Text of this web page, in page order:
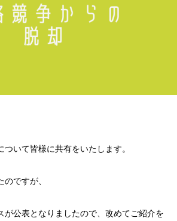
いて皆様に共有をいたします。
ですが、
が公表となりましたので、改めてご紹介を